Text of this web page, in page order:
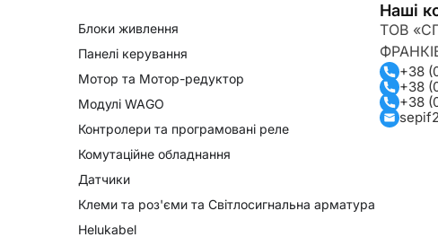
Блоки живлення
Панелі керування
Мотор та Мотор-редуктор
Модулі WAGO
Контролери та програмовані реле
Комутаційне обладнання
Датчики
Клеми та роз'єми та Світлосигнальна арматура
Helukabel
Наші
ТОВ
+38
+38
+38